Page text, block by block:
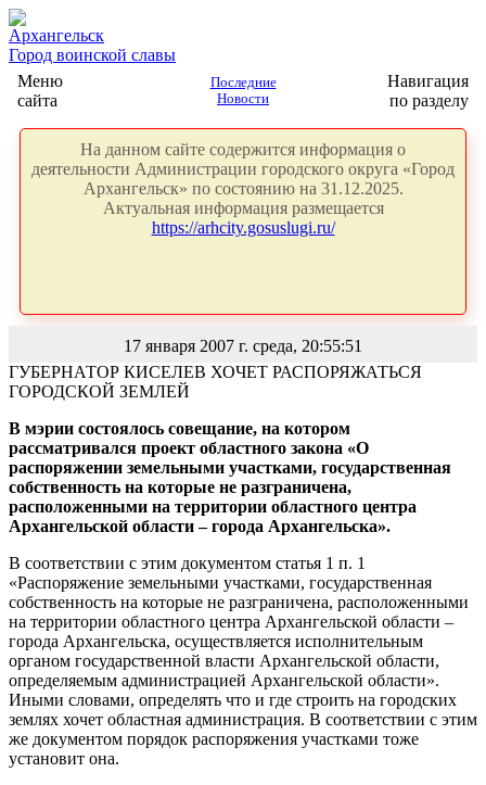
Архангельск
Город воинской славы
Меню
сайта
Последние
Новости
Навигация
по разделу
На данном сайте содержится информация о
деятельности Администрации городского округа «Город
Архангельск» по состоянию на 31.12.2025.
Актуальная информация размещается
https://arhcity.gosuslugi.ru/
17 января 2007 г. среда, 20:55:51
ГУБЕРНАТОР КИСЕЛЕВ ХОЧЕТ РАСПОРЯЖАТЬСЯ
ГОРОДСКОЙ ЗЕМЛЕЙ
В мэрии состоялось совещание, на котором
рассматривался проект областного закона «О
распоряжении земельными участками, государственная
собственность на которые не разграничена,
расположенными на территории областного центра
Архангельской области – города Архангельска».
В соответствии с этим документом статья 1 п. 1
«Распоряжение земельными участками, государственная
собственность на которые не разграничена, расположенными
на территории областного центра Архангельской области –
города Архангельска, осуществляется исполнительным
органом государственной власти Архангельской области,
определяемым администрацией Архангельской области».
Иными словами, определять что и где строить на городских
землях хочет областная администрация. В соответствии с этим
же документом порядок распоряжения участками тоже
установит она.